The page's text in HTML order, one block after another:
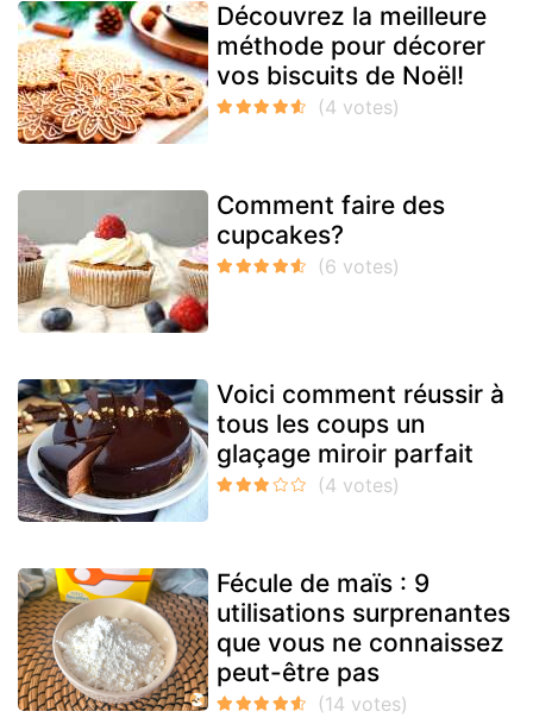
Découvrez la meilleure
méthode pour décorer
vos biscuits de Noël!
Comment faire des
cupcakes?
Voici comment réussir à
tous les coups un
glaçage miroir parfait
Fécule de maïs : 9
utilisations surprenantes
que vous ne connaissez
peut-être pas